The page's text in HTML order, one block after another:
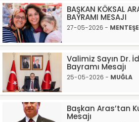
BAŞKAN KÖKSAL
BAYRAMI MESAJI
27-05-2026 - MENTEŞE
Valimiz Sayın Dr.
Bayramı Mesajı
25-05-2026 - MUĞLA
Başkan Aras’tan
Mesajı